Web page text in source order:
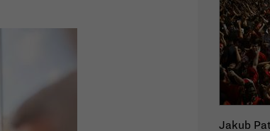
Jakub